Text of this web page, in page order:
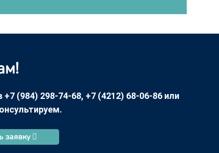
(984) 298-74-68, +7 (4212) 68-06-86 или
заявку